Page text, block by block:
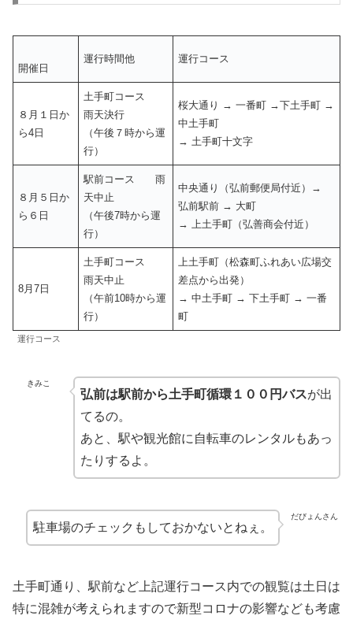
開催日
運行時間他 運行コース
８月１日か
ら4日
土手町コース
雨天決行
（午後７時から運
行）
桜大通り → 一番町 →下土手町 →
中土手町
→ 土手町十文字
８月５日か
ら６日
駅前コース 雨
天中止
（午後7時から運
行）
中央通り（弘前郵便局付近）→
弘前駅前 → 大町
→ 上土手町（弘善商会付近）
8月7日
土手町コース
雨天中止
（午前10時から運
行）
上土手町（松森町ふれあい広場交
差点から出発）
→ 中土手町 → 下土手町 → 一番
町
運行コース
きみこ
弘前は駅前から土手町循環１００円バスが出
てるの。
あと、駅や観光館に自転車のレンタルもあっ
たりするよ。
だびょんさん
駐車場のチェックもしておかないとねぇ。
土手町通り、駅前など上記運行コース内での観覧は土日は
特に混雑が考えられますので新型コロナの影響なども考慮